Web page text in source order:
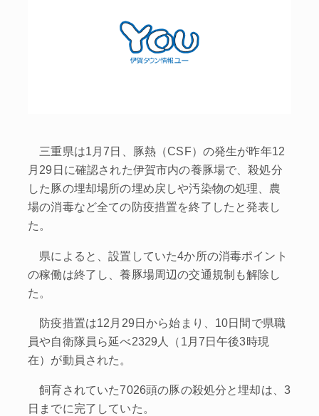
三重県は1月7日、豚熱（CSF）の発生が昨年12
月29日に確認された伊賀市内の養豚場で、殺処分
した豚の埋却場所の埋め戻しや汚染物の処理、農
場の消毒など全ての防疫措置を終了したと発表し
た。
県によると、設置していた4か所の消毒ポイント
の稼働は終了し、養豚場周辺の交通規制も解除し
た。
防疫措置は12月29日から始まり、10日間で県職
員や自衛隊員ら延べ2329人（1月7日午後3時現
在）が動員された。
飼育されていた7026頭の豚の殺処分と埋却は、3
日までに完了していた。